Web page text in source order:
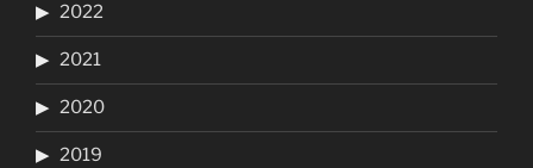
2022
2021
2020
2019